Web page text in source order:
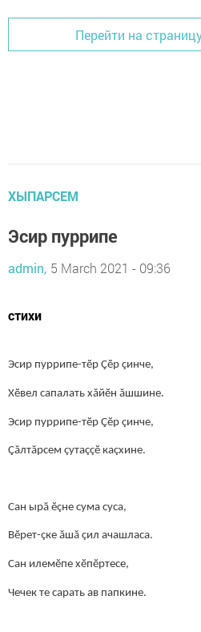
Перейти на
ХЫПАРСЕМ
Эсир пуррипе
admin, 5 March 2021 - 09:36
стихи
Эсир пуррипе-тӗр Çӗр çинче,
Хӗвел сапалать хăйӗн ăшшине.
Эсир пуррипе-тӗр Çӗр çинче,
Çăлтăрсем çутаççӗ каçхине.
Сан ырă ӗçне сума суса,
Вӗрет-çке ăшă çил ачашласа.
Сан илемӗпе хӗпӗртесе,
Чечек те сарать ав папкине.